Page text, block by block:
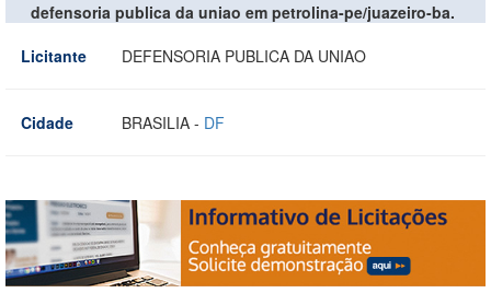
defensoria publica da uniao em petrolina-pe/juazeiro-ba.
Licitante
DEFENSORIA PUBLICA DA UNIAO
Cidade BRASILIA - DF